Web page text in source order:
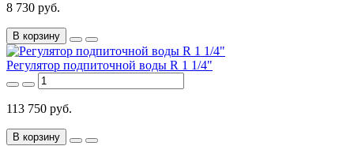
8 730 руб.
В корзину
Регулятор подпиточной воды R 1 1/4"
113 750 руб.
В корзину